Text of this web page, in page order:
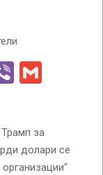
Viber
Трамп за
долари се